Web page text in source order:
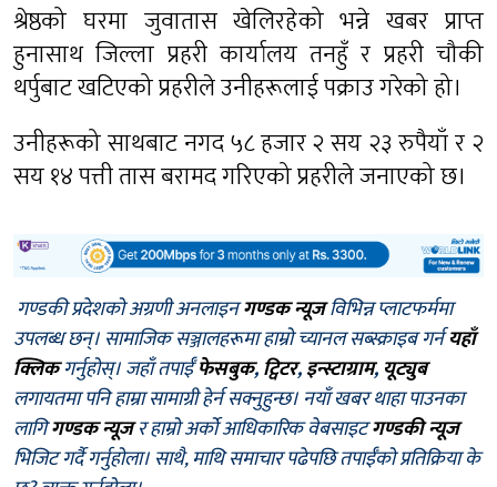
श्रेष्ठको घरमा जुवातास खेलिरहेको भन्ने खबर प्राप्त
हुनासाथ जिल्ला प्रहरी कार्यालय तनहुँ र प्रहरी चौकी
थर्पुबाट खटिएको प्रहरीले उनीहरूलाई पक्राउ गरेको हो।
उनीहरूको साथबाट नगद ५८ हजार २ सय २३ रुपैयाँ र २
सय १४ पत्ती तास बरामद गरिएको प्रहरीले जनाएको छ।
गण्डकी प्रदेशको अग्रणी अनलाइनगण्डक न्यूजविभिन्न प्लाटफर्ममा
उपलब्ध छन्। सामाजिक सञ्जालहरूमा हाम्रो च्यानल सब्स्क्राइब गर्नयहाँ
क्लिकगर्नुहोस्। जहाँ तपाईँफेसबुक,ट्विटर,इन्स्टाग्राम, यूट्युब
लगायतमा पनि हाम्रा सामाग्री हेर्न सक्नुहुन्छ। नयाँ खबर थाहा पाउनका
लागिगण्डक न्यूजर हाम्रो अर्को आधिकारिक वेबसाइटगण्डकी न्यूज
भिजिट गर्दै गर्नुहोला। साथै, माथि समाचार पढेपछि तपाईँको प्रतिक्रिया के